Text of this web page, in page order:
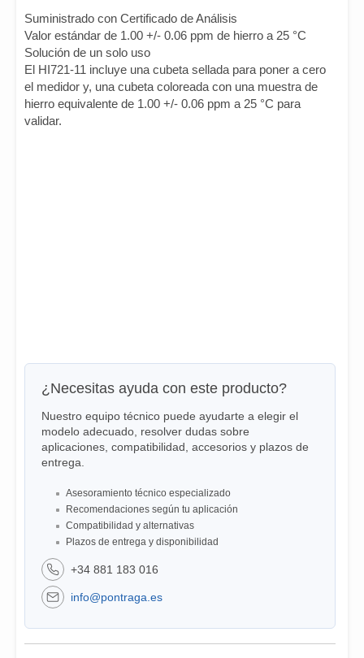
Suministrado con Certificado de Análisis
Valor estándar de 1.00 +/- 0.06 ppm de hierro a 25 °C
Solución de un solo uso
El HI721-11 incluye una cubeta sellada para poner a cero
el medidor y, una cubeta coloreada con una muestra de
hierro equivalente de 1.00 +/- 0.06 ppm a 25 °C para
validar.
¿Necesitas ayuda con este producto?
Nuestro equipo técnico puede ayudarte a elegir el
modelo adecuado, resolver dudas sobre
aplicaciones, compatibilidad, accesorios y plazos de
entrega.
Asesoramiento técnico especializado
Recomendaciones según tu aplicación
Compatibilidad y alternativas
Plazos de entrega y disponibilidad
+34 881 183 016
info@pontraga.es